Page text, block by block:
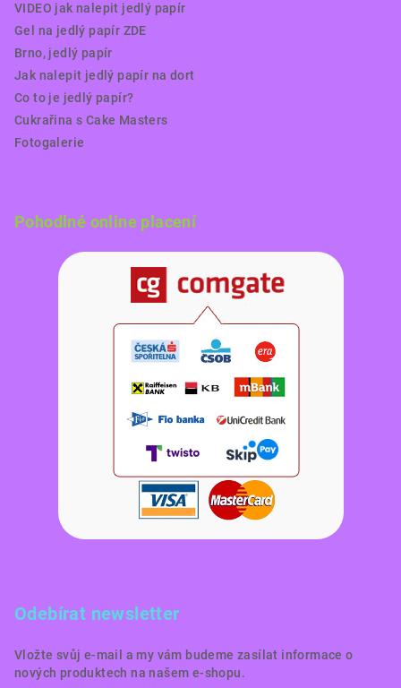
VIDEO jak nalepit jedlý papír
Gel na jedlý papír ZDE
Brno, jedlý papír
Jak nalepit jedlý papír na dort
Co to je jedlý papír?
Cukrařina s Cake Masters
Fotogalerie
Pohodlné online placení
Odebírat newsletter
Vložte svůj e-mail a my vám budeme zasílat informace o
nových produktech na našem e-shopu.